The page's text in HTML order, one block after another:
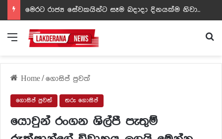
ඩඩ්ලිට දෙවෙනි නොවූ රත්න සහල් අධිපති..- PHOTOS
Menu
Home/ගොසිප් පුවත්
ගොසිප් පුවත් තරු ගොසිප්
යොවුන් රංගන ශිල්පී පැතුම්